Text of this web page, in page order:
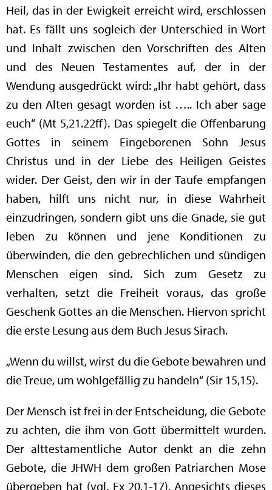
Heil, das in der Ewigkeit erreicht wird, erschlossen
hat. Es fällt uns sogleich der Unterschied in Wort
und Inhalt zwischen den Vorschriften des Alten
und des Neuen Testamentes auf, der in der
Wendung ausgedrückt wird: „Ihr habt gehört, dass
zu den Alten gesagt worden ist ….. Ich aber sage
euch“ (Mt 5,21.22ff). Das spiegelt die Offenbarung
Gottes in seinem Eingeborenen Sohn Jesus
Christus und in der Liebe des Heiligen Geistes
wider. Der Geist, den wir in der Taufe empfangen
haben, hilft uns nicht nur, in diese Wahrheit
einzudringen, sondern gibt uns die Gnade, sie gut
leben zu können und jene Konditionen zu
überwinden, die den gebrechlichen und sündigen
Menschen eigen sind. Sich zum Gesetz zu
verhalten, setzt die Freiheit voraus, das große
Geschenk Gottes an die Menschen. Hiervon spricht
die erste Lesung aus dem Buch Jesus Sirach.
„Wenn du willst, wirst du die Gebote bewahren und
die Treue, um wohlgefällig zu handeln“ (Sir 15,15).
Der Mensch ist frei in der Entscheidung, die Gebote
zu achten, die ihm von Gott übermittelt wurden.
Der alttestamentliche Autor denkt an die zehn
Gebote, die JHWH dem großen Patriarchen Mose
übergeben hat (vgl. Ex 20,1-17). Angesichts dieses